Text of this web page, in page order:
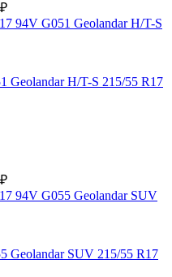
H/T-S 215/55 R17
Geolandar SUV 215/55 R17